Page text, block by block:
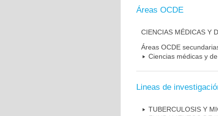
Áreas OCDE
CIENCIAS MÉDICAS Y
Áreas OCDE
Ciencias médicas y
Lineas de
TUBERCULOSIS Y